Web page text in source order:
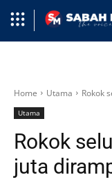
Home Utama Rokok
Utama
Rokok
juta